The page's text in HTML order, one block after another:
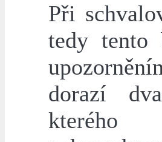
Při
tedy tento
dorazí